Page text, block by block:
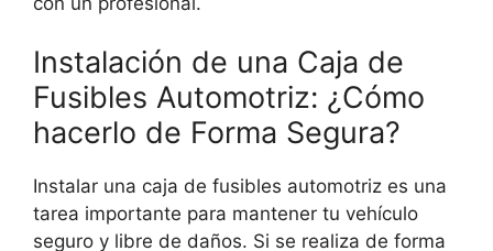
Instalación de una Caja de
Fusibles Automotriz: ¿Cómo
hacerlo de Forma Segura?
Instalar una caja de fusibles automotriz es una
tarea importante para mantener tu vehículo
seguro y libre de daños. Si se realiza de forma